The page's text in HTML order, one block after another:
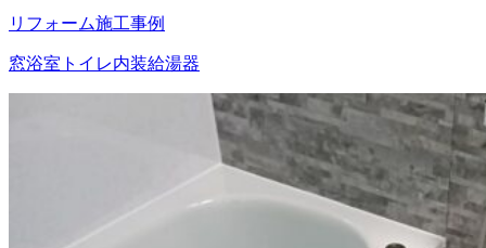
リフォーム施工事例
窓浴室 トイレ内装給湯器